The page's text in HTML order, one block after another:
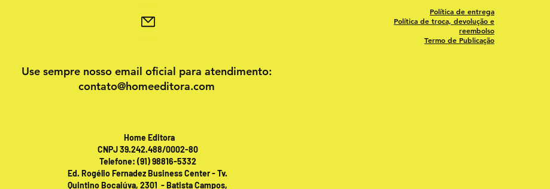
Política de entrega
Política de troca, devolução e
reembolso
Termo de Publicação
Use sempre nosso email oficial para atendimento:
contato@homeeditora.com
Home Editora
CNPJ 39.242.488/0002-80
Telefone: (91) 98816-5332
Ed. Rogélio Fernadez Business Center - Tv.
Quintino Bocaiúva, 2301 - Batista Campos,